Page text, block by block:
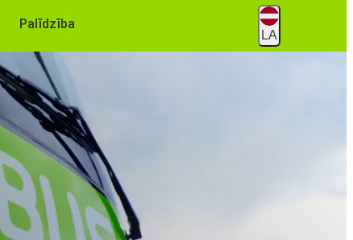
Palīdzība
LA